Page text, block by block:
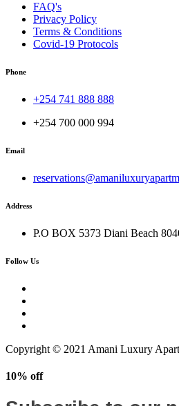
FAQ's
Privacy Policy
Terms & Conditions
Covid-19 Protocols
Phone
+254 741 888 888
+254 700 000 994
Email
Address
P.O BOX 5373 Diani Beach
Follow Us
Copyright © 2021 Amani Luxury
10% off